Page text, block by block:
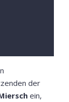
der
ein,